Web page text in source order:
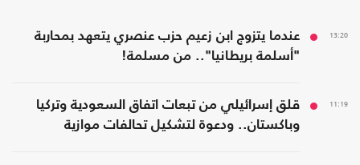
13:20
عندما يتزوج ابن زعيم حزب عنصري يتعهد بمحاربة
"أسلمة بريطانيا".. من مسلمة!
11:19
قلق إسرائيلي من تبعات اتفاق السعودية وتركيا
وباكستان.. ودعوة لتشكيل تحالفات موازية